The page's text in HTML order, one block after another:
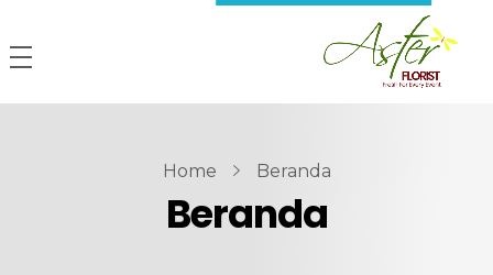
Home Beranda
Beranda